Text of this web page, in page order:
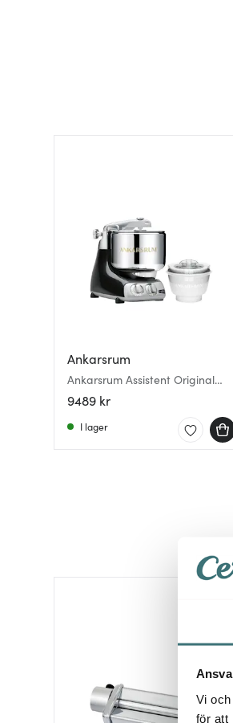
Vi och
för att
Ankarsrum
Ankarsrum Assistent Original
Köksmaskin Black Diamond +
Glassmaskin
9489 kr
I lager